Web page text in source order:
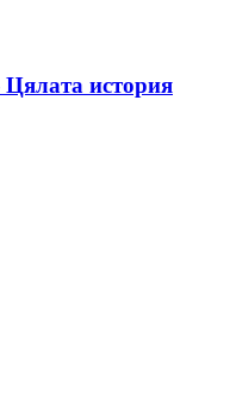
история